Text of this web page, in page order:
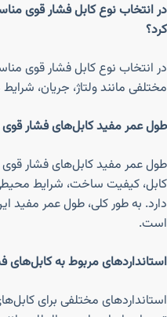
در انتخاب نوع کابل فشار قوی
کرد؟
در انتخاب نوع کابل فشار قوی
مختلفی مانند ولتاژ، جریان،
طول عمر مفید کابل‌های فشار
طول عمر مفید کابل‌های فشار قوی
کابل، کیفیت ساخت، شرایط
است.
استانداردهای مربوط به
استانداردهای مختلفی برای